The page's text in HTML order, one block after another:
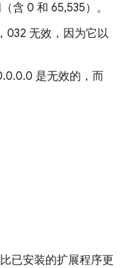
含 0 和 65,535）。
032 无效，因为它以
是无效的，而
已安装的扩展程序更